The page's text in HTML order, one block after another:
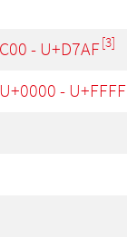
- U+D7AF[3]
- U+FFFF